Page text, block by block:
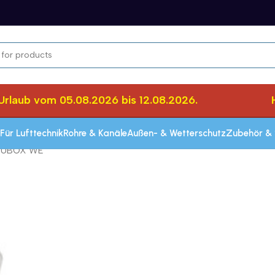
vom 05.08.2026 bis 12.08.2026.
LufttechnikRohre & KanäleAußen- & WetterschutzZubehör &
WE